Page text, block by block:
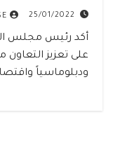
25/01/2022
أكد رئيس مجلس
على تعزيز التعاون
ودبلوماسياً